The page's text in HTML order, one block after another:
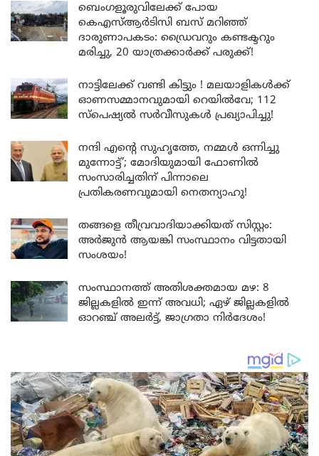
ബെംഗളൂരുവിലേക്ക് പോയ
കെഎസ്ആർടിസി ബസ് മറിഞ്ഞ്
ദാരുണാപകടം: ഡ്രൈവറും കണ്ടക്ടറും
മരിച്ചു, 20 യാത്രക്കാർക്ക് പരുക്ക്!
നാട്ടിലേക്ക് വണ്ടി കിട്ടും ! മലയാളികൾക്ക്
ഓണസമ്മാനവുമായി റെയിൽവേ; 112
സ്പെഷ്യൽ സർവീസുകൾ പ്രഖ്യാപിച്ചു!
നന്ദി എൻ്റെ സുഹൃത്തേ, നമ്മൾ ഒന്നിച്ചു
മുന്നോട്ട്’; മോദിയുമായി ഫോണിൽ
സംസാരിച്ചതിന് പിന്നാലെ
പ്രതികരണവുമായി നെതന്യാഹു!
തങ്ങളെ തീവ്രവാദിയാക്കിയത് സിസ്റ്റം:
അർജുൻ ആയങ്കി സംസ്ഥാനം വിട്ടതായി
സംശയം!
സംസ്ഥാനത്ത് അതിശക്തമായ മഴ: 8
ജില്ലകളിൽ ഇന്ന് അവധി; ഏഴ് ജില്ലകളിൽ
ഓറഞ്ച് അലർട്ട്, ജാഗ്രതാ നിർദേശം!